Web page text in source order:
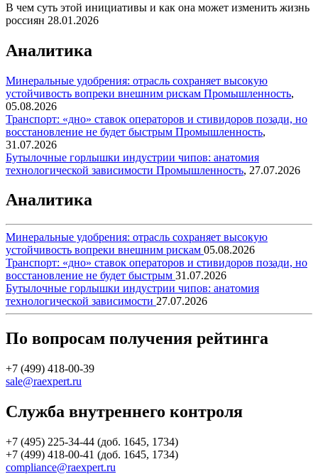
В чем суть этой инициативы и как она может изменить жизнь
россиян 28.01.2026
Аналитика
Минеральные удобрения: отрасль сохраняет высокую
устойчивость вопреки внешним рискам Промышленность,
05.08.2026
Транспорт: «дно» ставок операторов и стивидоров позади, но
восстановление не будет быстрым Промышленность,
31.07.2026
Бутылочные горлышки индустрии чипов: анатомия
технологической зависимости Промышленность, 27.07.2026
Аналитика
Минеральные удобрения: отрасль сохраняет высокую
устойчивость вопреки внешним рискам 05.08.2026
Транспорт: «дно» ставок операторов и стивидоров позади, но
восстановление не будет быстрым 31.07.2026
Бутылочные горлышки индустрии чипов: анатомия
технологической зависимости 27.07.2026
По вопросам получения рейтинга
+7 (499) 418-00-39
sale@raexpert.ru
Служба внутреннего контроля
+7 (495) 225-34-44 (доб. 1645, 1734)
+7 (499) 418-00-41 (доб. 1645, 1734)
compliance@raexpert.ru